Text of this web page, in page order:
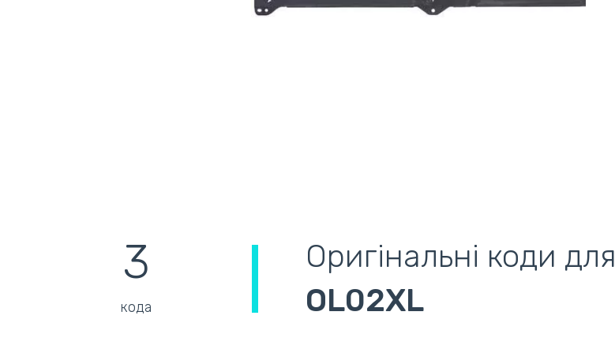
3
кода
Оригінальні коди для
OL02XL